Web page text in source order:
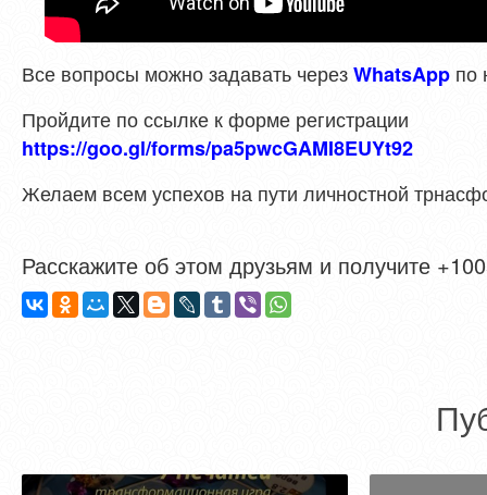
Все вопросы можно задавать черезWhatsApp по
Пройдите по ссылке к форме регистрации
https://goo.gl/forms/pa5pwcGAMI8EUYt92
Желаем всем успехов на пути личностной
Расскажите об этом друзьям и получите